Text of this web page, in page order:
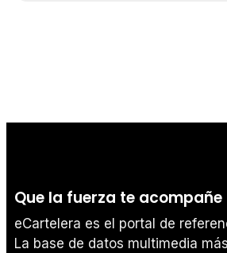
Que la fuerza te acompañe
eCartelera es el portal de
La base de datos multimedia